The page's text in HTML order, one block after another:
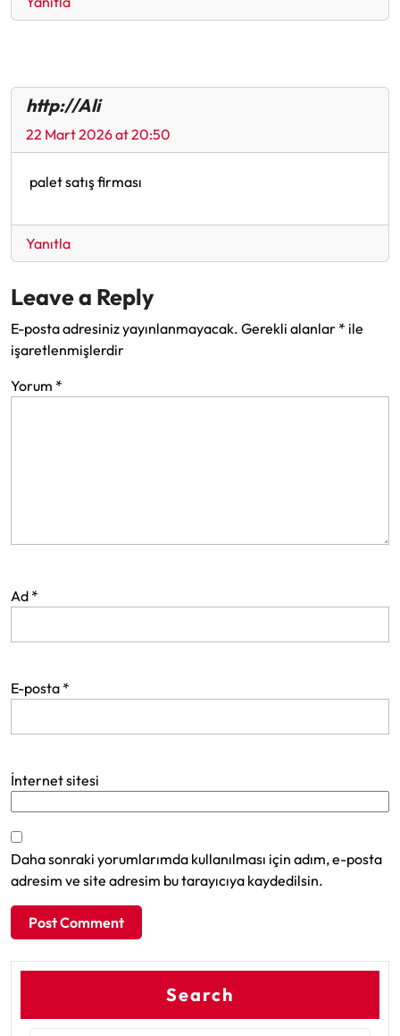
http://Ali
22 Mart 2026 at 20:50
palet satış firması
Yanıtla
Leave a Reply
E-posta adresiniz yayınlanmayacak. Gerekli alanlar * ile
işaretlenmişlerdir
Yorum *
Ad *
E-posta *
İnternet sitesi
Daha sonraki yorumlarımda kullanılması için adım, e-posta
adresim ve site adresim bu tarayıcıya kaydedilsin.
Search